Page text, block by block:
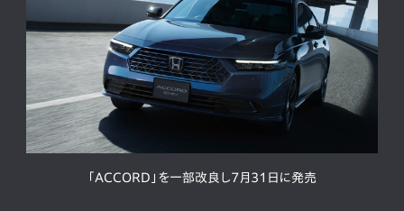
「ACCORD」を一部改良し7月31日に発売